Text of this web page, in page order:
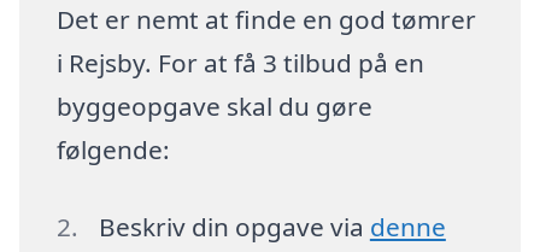
Det er nemt at finde en god tømrer
i Rejsby. For at få 3 tilbud på en
byggeopgave skal du gøre
følgende:
Beskriv din opgave via denne